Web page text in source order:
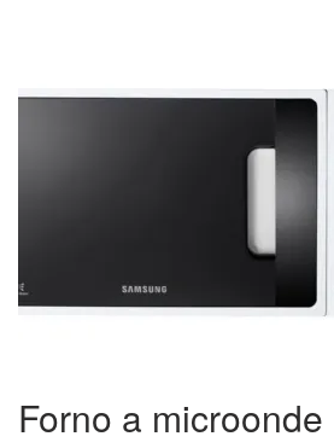
Forno a